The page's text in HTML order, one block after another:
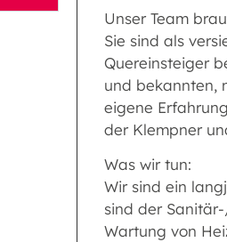
Unser Team
Sie sind als
Quereinsteiger
und bekannten,
eigene
der Klempner
Was wir tun:
Wir sind ein
sind der
Wartung von